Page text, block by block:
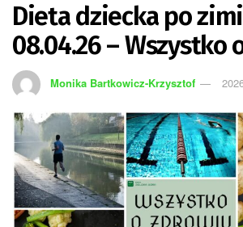
Dieta dziecka po
08.04.26 – Wszystko
Monika Bartkowicz-Krzysztof